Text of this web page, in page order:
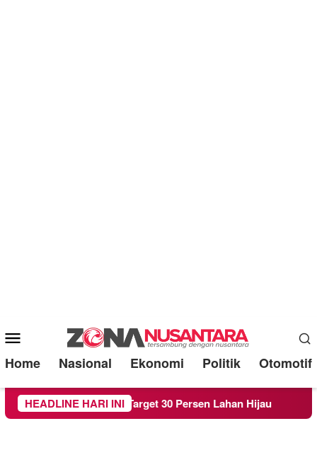
Mobile
Menu
Home Nasional Ekonomi Politik Otomotif
HEADLINE HARI INI
demi Target 30 Persen Lahan Hijau Beredar Surat